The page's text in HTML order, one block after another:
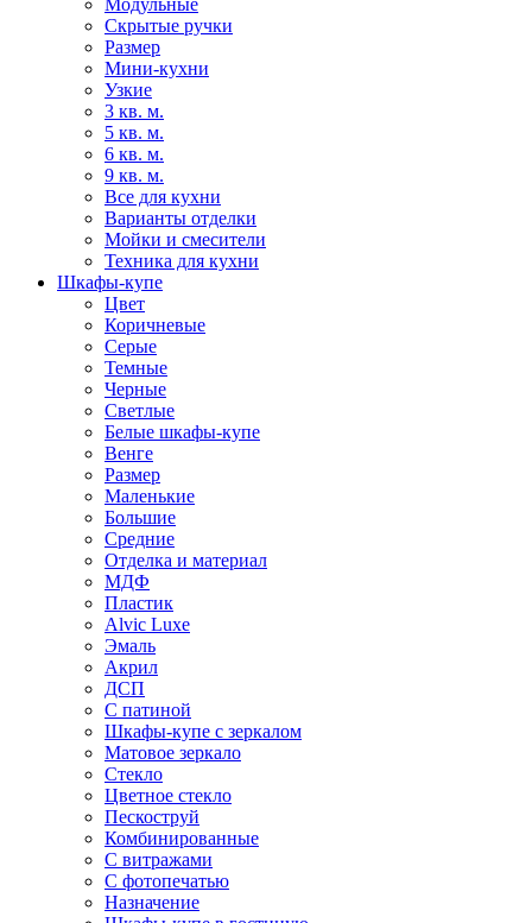
Модульные
Скрытые ручки
Размер
Мини-кухни
Узкие
3 кв. м.
5 кв. м.
6 кв. м.
9 кв. м.
Все для кухни
Варианты отделки
Мойки и смесители
Техника для кухни
Шкафы-купе
Цвет
Коричневые
Серые
Темные
Черные
Светлые
Белые шкафы-купе
Венге
Размер
Маленькие
Большие
Средние
Отделка и материал
МДФ
Пластик
Alvic Luxe
Эмаль
Акрил
ДСП
С патиной
Шкафы-купе с зеркалом
Матовое зеркало
Стекло
Цветное стекло
Пескоструй
Комбинированные
С витражами
С фотопечатью
Назначение